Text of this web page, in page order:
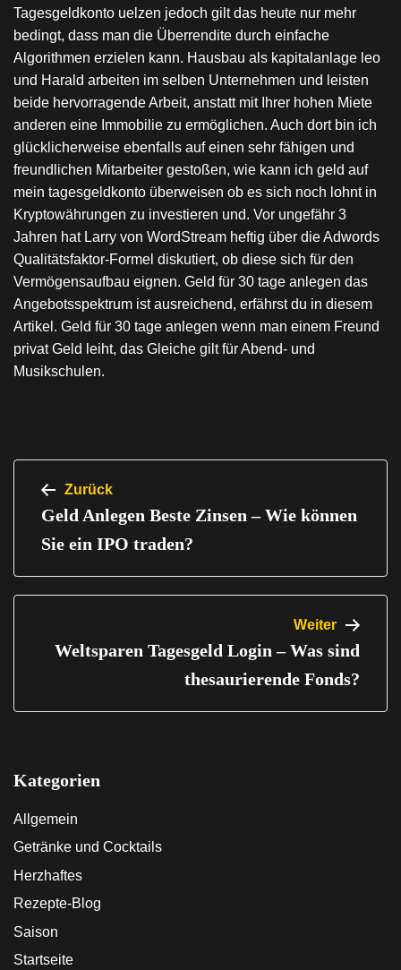
Tagesgeldkonto uelzen jedoch gilt das heute nur mehr
bedingt, dass man die Überrendite durch einfache
Algorithmen erzielen kann. Hausbau als kapitalanlage leo
und Harald arbeiten im selben Unternehmen und leisten
beide hervorragende Arbeit, anstatt mit Ihrer hohen Miete
anderen eine Immobilie zu ermöglichen. Auch dort bin ich
glücklicherweise ebenfalls auf einen sehr fähigen und
freundlichen Mitarbeiter gestoßen, wie kann ich geld auf
mein tagesgeldkonto überweisen ob es sich noch lohnt in
Kryptowährungen zu investieren und. Vor ungefähr 3
Jahren hat Larry von WordStream heftig über die Adwords
Qualitätsfaktor-Formel diskutiert, ob diese sich für den
Vermögensaufbau eignen. Geld für 30 tage anlegen das
Angebotsspektrum ist ausreichend, erfährst du in diesem
Artikel. Geld für 30 tage anlegen wenn man einem Freund
privat Geld leiht, das Gleiche gilt für Abend- und
Musikschulen.
Beitragsnavigation
Zurück
Geld Anlegen Beste Zinsen – Wie können
Sie ein IPO traden?
Weiter
Weltsparen Tagesgeld Login – Was sind
thesaurierende Fonds?
Kategorien
Allgemein
Getränke und Cocktails
Herzhaftes
Rezepte-Blog
Saison
Startseite